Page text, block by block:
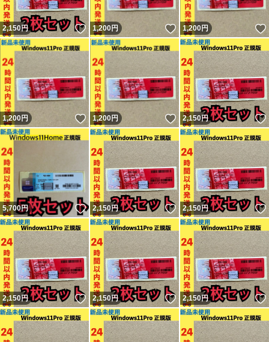
2,150円 いいね！
1,200円 いいね！
1,200円
1,200円 いいね！
1,200円 いいね！
2,150円
5,700円 いいね！
2,150円 いいね！
2,150円
2,150円 いいね！
2,150円 いいね！
2,150円